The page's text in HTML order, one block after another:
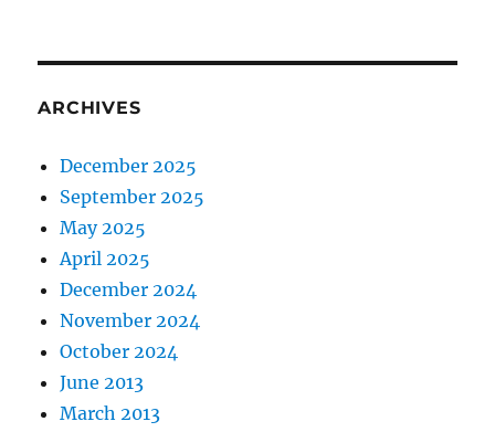
ARCHIVES
December 2025
September 2025
May 2025
April 2025
December 2024
November 2024
October 2024
June 2013
March 2013